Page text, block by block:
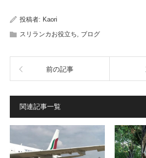
投稿者: Kaori
スリランカお役立ち
ブログ
前の記事
関連記事一覧